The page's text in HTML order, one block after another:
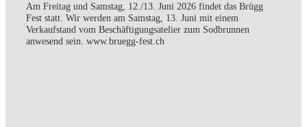
Am Freitag und Samstag, 12./13. Juni 2026 findet das Brügg
Fest statt. Wir werden am Samstag, 13. Juni mit einem
Verkaufstand vom Beschäftigungsatelier zum Sodbrunnen
anwesend sein. www.bruegg-fest.ch